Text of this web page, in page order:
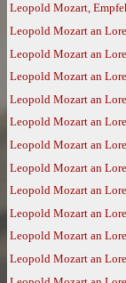
Leopold Mozart,
Leopold Mozart an
Leopold Mozart an
Leopold Mozart an
Leopold Mozart an
Leopold Mozart an
Leopold Mozart an
Leopold Mozart an
Leopold Mozart an
Leopold Mozart an
Leopold Mozart an
Leopold Mozart an